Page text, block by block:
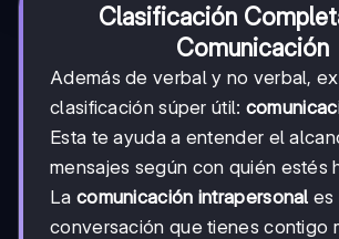
Clasificación
Comunicación
Además de verbal y no verbal,
clasificación súper útil:
Esta te ayuda a entender el
mensajes según con quién estés
La comunicación intrapersonal es
conversación que tienes contigo